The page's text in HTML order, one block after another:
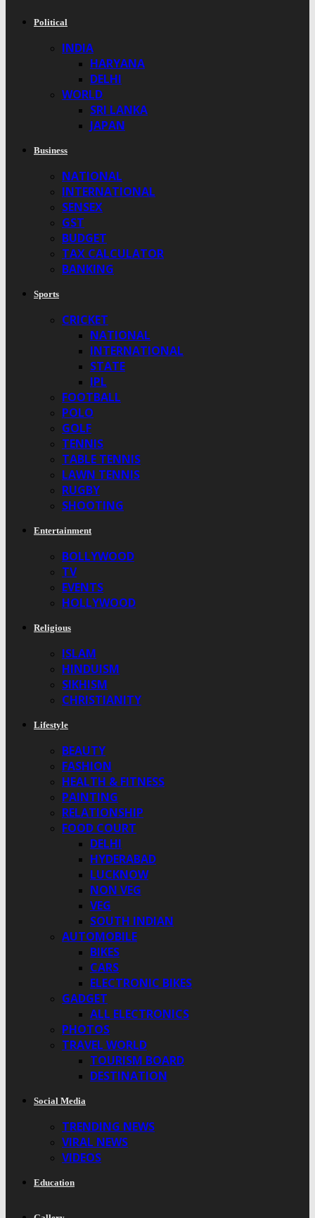
Political
INDIA
HARYANA
DELHI
WORLD
SRI LANKA
JAPAN
Business
NATIONAL
INTERNATIONAL
SENSEX
GST
BUDGET
TAX CALCULATOR
BANKING
Sports
CRICKET
NATIONAL
INTERNATIONAL
STATE
IPL
FOOTBALL
POLO
GOLF
TENNIS
TABLE TENNIS
LAWN TENNIS
RUGBY
SHOOTING
Entertainment
BOLLYWOOD
TV
EVENTS
HOLLYWOOD
Religious
ISLAM
HINDUISM
SIKHISM
CHRISTIANITY
Lifestyle
BEAUTY
FASHION
HEALTH & FITNESS
PAINTING
RELATIONSHIP
FOOD COURT
DELHI
HYDERABAD
LUCKNOW
NON VEG
VEG
SOUTH INDIAN
AUTOMOBILE
BIKES
CARS
ELECTRONIC BIKES
GADGET
ALL ELECTRONICS
PHOTOS
TRAVEL WORLD
TOURISM BOARD
DESTINATION
Social Media
TRENDING NEWS
VIRAL NEWS
VIDEOS
Education